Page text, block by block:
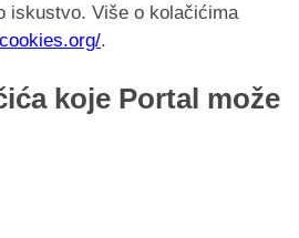
iskustvo. Više o kolačićima
.
koje Portal može